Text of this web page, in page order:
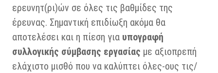
ερευνητ(ρι)ών σε όλες τις βαθμίδες της
έρευνας. Σημαντική επιδίωξη ακόμα θα
αποτελέσει και η πίεση για υπογραφή
συλλογικής σύμβασης εργασίας με αξιοπρεπή
ελάχιστο μισθό που να καλύπτει όλες-ους τις/